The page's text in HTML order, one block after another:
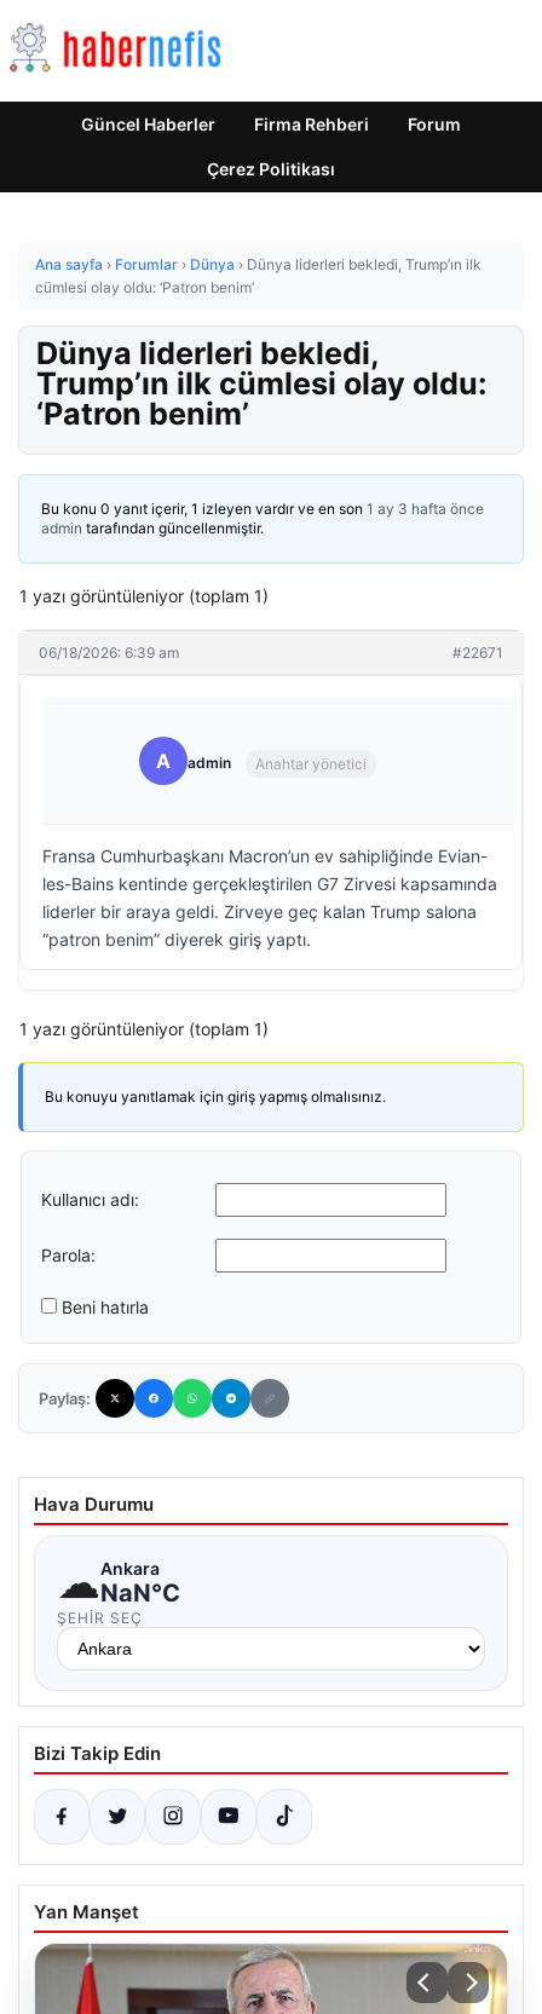
Güncel Haberler Firma Rehberi Forum
Çerez Politikası
Ana sayfa › Forumlar › Dünya › Dünya liderleri bekledi, Trump’ın ilk
cümlesi olay oldu: ‘Patron benim’
Dünya liderleri bekledi,
Trump’ın ilk cümlesi olay oldu:
‘Patron benim’
Bu konu 0 yanıt içerir, 1 izleyen vardır ve en son 1 ay 3 hafta önce
admin tarafından güncellenmiştir.
1 yazı görüntüleniyor (toplam 1)
06/18/2026: 6:39 am #22671
A admin Anahtar yönetici
Fransa Cumhurbaşkanı Macron’un ev sahipliğinde Evian-
les-Bains kentinde gerçekleştirilen G7 Zirvesi kapsamında
liderler bir araya geldi. Zirveye geç kalan Trump salona
“patron benim” diyerek giriş yaptı.
1 yazı görüntüleniyor (toplam 1)
Bu konuyu yanıtlamak için giriş yapmış olmalısınız.
Kullanıcı adı:
Parola:
Beni hatırla
Paylaş:
Hava Durumu
☁Ankara
NaN°C
ŞEHIR SEÇ
Bizi Takip Edin
Yan Manşet